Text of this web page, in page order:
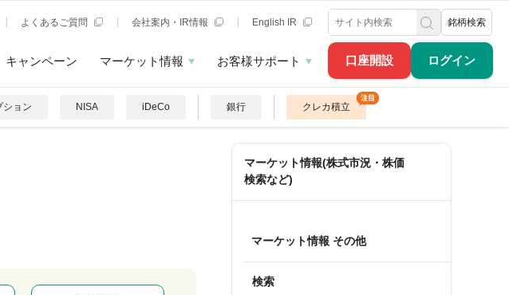
口座開設 ログイン
よくあるご質問 会社案内・IR情報 English IR 銘柄検索
キャンペーン マーケット情報 お客様サポート
ション NISA iDeCo 銀行 クレカ積立
マーケット情報(株式市況・株価
検索など)
マーケット情報 その他
検索